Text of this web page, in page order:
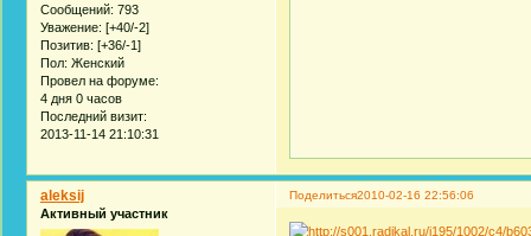
Сообщений: 793
Уважение: [+40/-2]
Позитив: [+36/-1]
Пол: Женский
Провел на форуме:
4 дня 0 часов
Последний визит:
2013-11-14 21:10:31
Поделиться2010-02-16 22:56:06
aleksij
Активный участник